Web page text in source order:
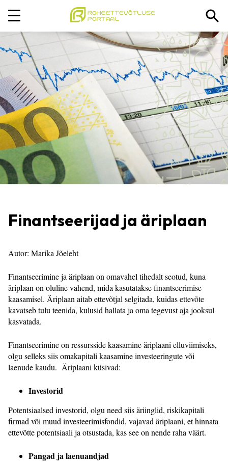
Finantseerijad ja äriplaan
Autor: Marika Jõeleht
Finantseerimine ja äriplaan on omavahel tihedalt seotud, kuna
äriplaan on oluline vahend, mida kasutatakse finantseerimise
kaasamisel. Äriplaan aitab ettevõtjal selgitada, kuidas ettevõte
kavatseb tulu teenida, kulusid hallata ja oma tegevust aja jooksul
kasvatada.
Finantseerimine on ressursside kaasamine äriplaani elluviimiseks,
olgu selleks siis omakapitali kaasamine investeeringute või
laenude kaudu. Äriplaani küsivad:
Investorid
Potentsiaalsed investorid, olgu need siis äriinglid, riskikapitali
firmad või muud investeerimisfondid, vajavad äriplaani, et hinnata
ettevõtte potentsiaali ja otsustada, kas see on nende raha väärt.
Pangad ja laenuandjad